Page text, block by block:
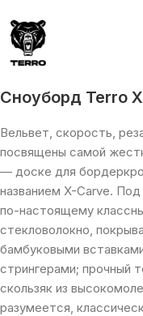
Сноуборд Terro
Вельвет, скорость,
посвящены самой
— доске для
названием X-Carve.
по-настоящему
стекловолокно,
бамбуковыми
стрингерами; прочный
скользяк из
разумеется,